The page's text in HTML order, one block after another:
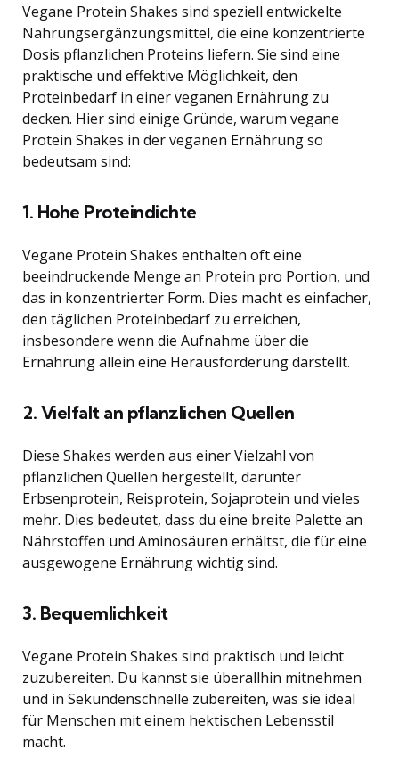
Vegane Protein Shakes sind speziell entwickelte
Nahrungsergänzungsmittel, die eine konzentrierte
Dosis pflanzlichen Proteins liefern. Sie sind eine
praktische und effektive Möglichkeit, den
Proteinbedarf in einer veganen Ernährung zu
decken. Hier sind einige Gründe, warum vegane
Protein Shakes in der veganen Ernährung so
bedeutsam sind:
1. Hohe Proteindichte
Vegane Protein Shakes enthalten oft eine
beeindruckende Menge an Protein pro Portion, und
das in konzentrierter Form. Dies macht es einfacher,
den täglichen Proteinbedarf zu erreichen,
insbesondere wenn die Aufnahme über die
Ernährung allein eine Herausforderung darstellt.
2. Vielfalt an pflanzlichen Quellen
Diese Shakes werden aus einer Vielzahl von
pflanzlichen Quellen hergestellt, darunter
Erbsenprotein, Reisprotein, Sojaprotein und vieles
mehr. Dies bedeutet, dass du eine breite Palette an
Nährstoffen und Aminosäuren erhältst, die für eine
ausgewogene Ernährung wichtig sind.
3. Bequemlichkeit
Vegane Protein Shakes sind praktisch und leicht
zuzubereiten. Du kannst sie überallhin mitnehmen
und in Sekundenschnelle zubereiten, was sie ideal
für Menschen mit einem hektischen Lebensstil
macht.